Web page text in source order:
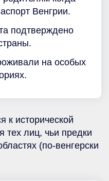
Венгрии.
подтверждено
на особых
к исторической
тех лиц, чьи предки
(по-венгерски